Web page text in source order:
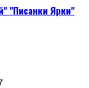
"Писанки Ярки"